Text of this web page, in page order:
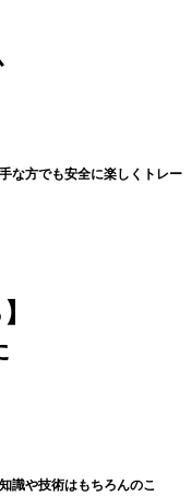
な方でも安全に楽しくトレー
識や技術はもちろんのこ